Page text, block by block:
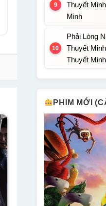
Thuyết
Minh
Phải Lòng
Thuyết
Thuyết Minh
PHIM MỚI